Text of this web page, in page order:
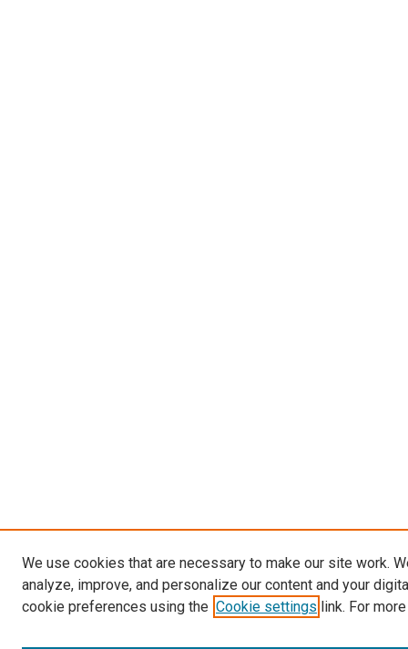
We use cookies that are necessary to make our site work.
analyze, improve, and personalize our content and your
cookie preferences using the Cookie settings link. For